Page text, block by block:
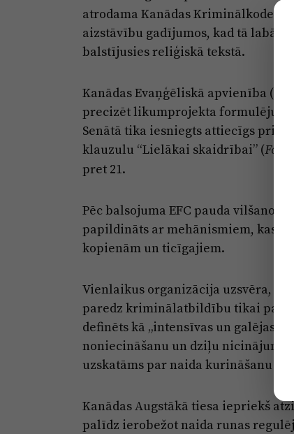
atrodama Kanādas
aizstāvību gadījumos, kad tā labā
balstījusies reliģiskā tekstā.
Kanādas Evaņģēliskā apvienība
precizēt likumprojekta
Senātā tika iesniegts attiecīgs
klauzulu “Lielākai skaidrībai” (For
pret 21.
Pēc balsojuma EFC pauda vilšanos
papildināts ar mehānismiem, kas
kopienām un ticīgajiem.
Vienlaikus organizācija uzsvēra, ka
paredz kriminālatbildību tikai par
definēts kā „intensīvas un galējas
noniecināšanu un dziļu
uzskatāms par naida kurināšanu
Kanādas Augstākā tiesa iepriekš
palīdz ierobežot naida runas